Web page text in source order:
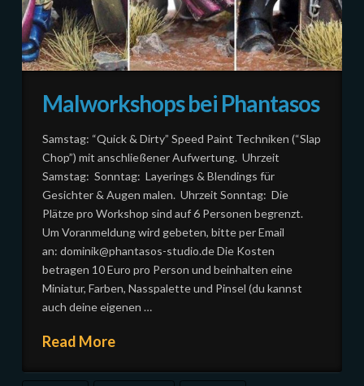
Malworkshops bei Phantasos
Samstag: “Quick & Dirty” Speed Paint Techniken (“Slap
Chop”) mit anschließener Aufwertung. Uhrzeit
Samstag: Sonntag: Layerings & Blendings für
Gesichter & Augen malen. Uhrzeit Sonntag: Die
Plätze pro Workshop sind auf 6 Personen begrenzt.
Um Voranmeldung wird gebeten, bitte per Email
an: dominik@phantasos-studio.de Die Kosten
betragen 10 Euro pro Person und beinhalten eine
Miniatur, Farben, Nasspalette und Pinsel (du kannst
auch deine eigenen …
Read More